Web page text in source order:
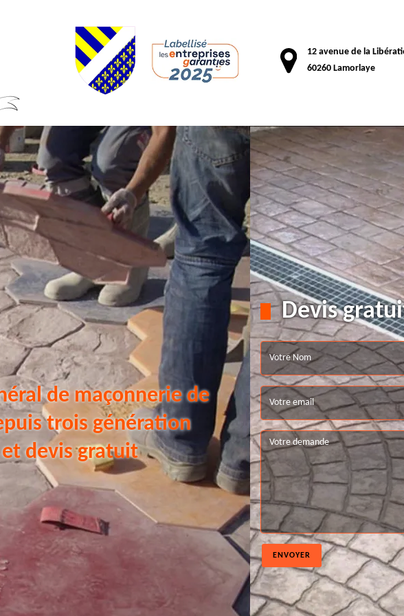
12 avenue de la
60260 Lamorlaye
de maçonnerie de
trois génération
devis gratuit
Devis